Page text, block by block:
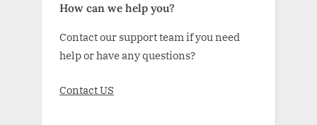
How can we help you?
Contact our support team if you need
help or have any questions?
Contact US